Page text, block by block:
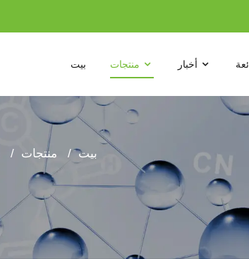
بيت منتجات أخبار
بيت منتجات